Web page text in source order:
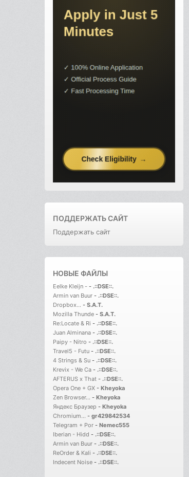
ПОДДЕРЖАТЬ САЙТ
Поддержать сайт
НОВЫЕ ФАЙЛЫ
Eelke Kleijn - - .::DSE::.
Armin van Buur - .::DSE::.
Dropbox... - S.A.T.
Mozilla Thunde - S.A.T.
Re:Locate & Ri - .::DSE::.
Juan Alminana - .::DSE::.
Paipy - Nitro - .::DSE::.
Travel5 - Futu - .::DSE::.
4 Strings & Su - .::DSE::.
Krevix - We Ca - .::DSE::.
AFTERUS x That - .::DSE::.
Opera One + GX - Kheyoka
Zen Browser... - Kheyoka
Яндекс Браузер - Kheyoka
Chromium... - gr429842534
Telegram + Por - Nemec555
Iberian - Hidd - .::DSE::.
Armin van Buur - .::DSE::.
ReOrder & Kali - .::DSE::.
Indecent Noise - .::DSE::.